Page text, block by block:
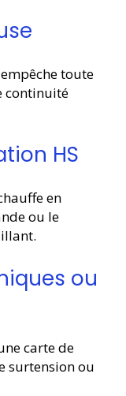
toute
continuité
HS
en
ou le
ou
carte de
surtension ou